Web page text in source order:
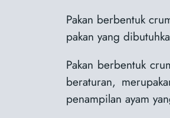
Pakan berbentuk
pakan yang
Pakan berbentuk
beraturan,
penampilan ayam